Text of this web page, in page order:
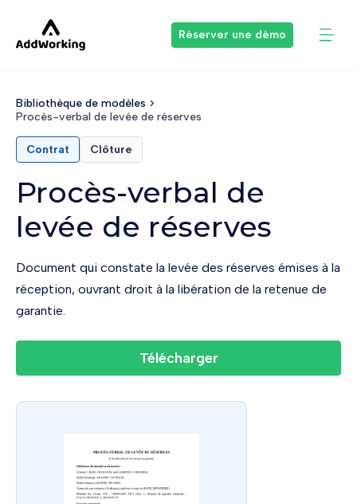
Réserver une démo
Bibliothèque de modèles
Procès-verbal de levée de réserves
Contrat Clôture
Procès-verbal de
levée de réserves
Document qui constate la levée des réserves émises à la
réception, ouvrant droit à la libération de la retenue de
garantie.
Télécharger